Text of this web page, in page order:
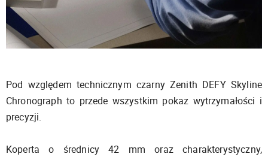
Pod względem technicznym czarny Zenith DEFY Skyline
Chronograph to przede wszystkim pokaz wytrzymałości i
precyzji.
Koperta o średnicy 42 mm oraz charakterystyczny,